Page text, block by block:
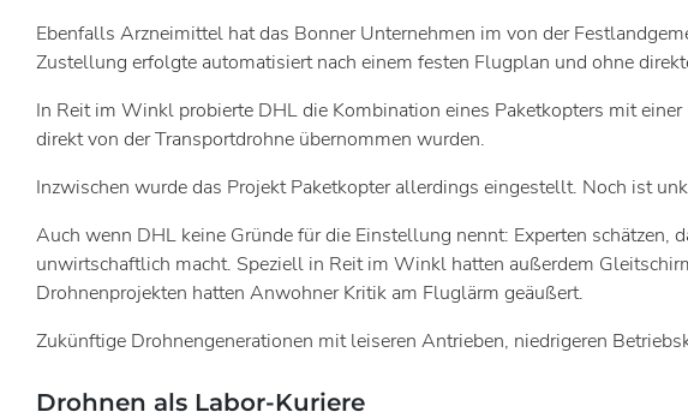
Ebenfalls Arzneimittel hat das Bonner Unternehmen im von der
Zustellung erfolgte automatisiert nach einem festen Flugplan und ohne
In Reit im Winkl probierte DHL die Kombination eines Paketkopters mit
direkt von der Transportdrohne übernommen wurden.
Inzwischen wurde das Projekt Paketkopter allerdings eingestellt. Noch ist
Auch wenn DHL keine Gründe für die Einstellung nennt: Experten
unwirtschaftlich macht. Speziell in Reit im Winkl hatten außerdem
Drohnenprojekten hatten Anwohner Kritik am Fluglärm geäußert.
Zukünftige Drohnengenerationen mit leiseren Antrieben, niedrigeren
Drohnen als Labor-Kuriere